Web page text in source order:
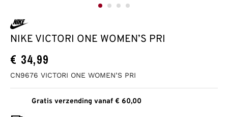
NIKE VICTORI ONE WOMEN’S PRI
€ 34,99
CN9676 VICTORI ONE WOMEN’S PRI
Gratis verzending vanaf € 60,00